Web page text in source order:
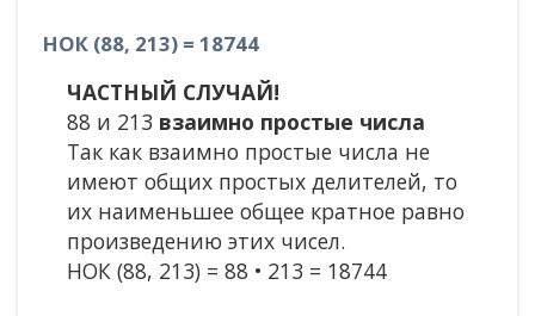
НОК (88, 213) = 18744
ЧАСТНЫЙ СЛУЧАЙ!
88 и 213 взаимно простые числа
Так как взаимно простые числа не
имеют общих простых делителей, то
их наименьшее общее кратное равно
произведению этих чисел.
НОК (88, 213) = 88 • 213 = 18744